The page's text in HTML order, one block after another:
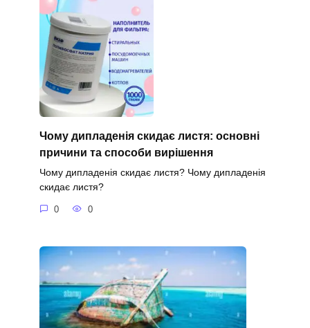
Чому дипладенія скидає листя: основні
причини та способи вирішення
Чому дипладенія скидає листя? Чому дипладенія
скидає листя?
0 0